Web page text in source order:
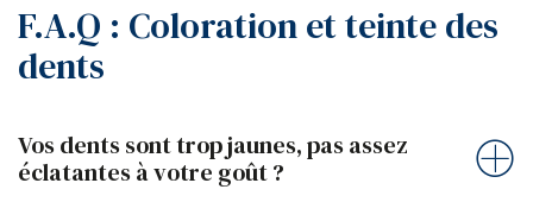
F.A.Q : Coloration et teinte des
dents
Vos dents sont trop jaunes, pas assez
éclatantes à votre goût ?